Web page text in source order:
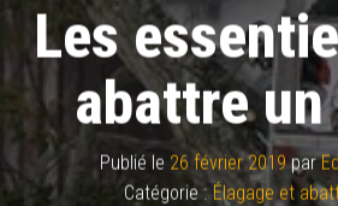
Les
abattre un
Publié le 26 février 2019par
Catégorie : Élagage et